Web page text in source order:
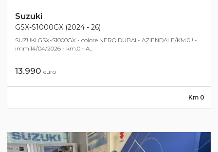
Suzuki
GSX-S1000GX (2024 - 26)
SUZUKI GSX-S1000GX - colore NERO DUBAI - AZIENDALE/KM.0!! -
imm.14/04/2026 - km.0 - A...
13.990 euro
Km 0